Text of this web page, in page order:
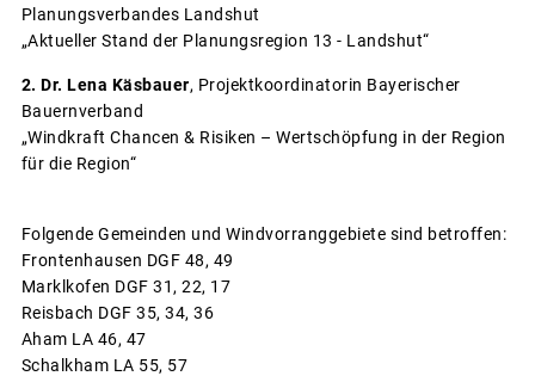
Planungsverbandes Landshut
„Aktueller Stand der Planungsregion 13 - Landshut“
2. Dr. Lena Käsbauer, Projektkoordinatorin Bayerischer
Bauernverband
„Windkraft Chancen & Risiken – Wertschöpfung in der Region
für die Region“
Folgende Gemeinden und Windvorranggebiete sind betroffen:
Frontenhausen DGF 48, 49
Marklkofen DGF 31, 22, 17
Reisbach DGF 35, 34, 36
Aham LA 46, 47
Schalkham LA 55, 57